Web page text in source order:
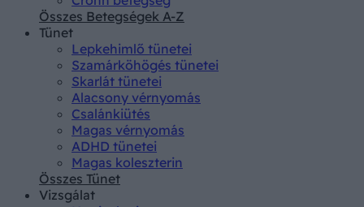
Összes Betegségek A-Z
Tünet
Lepkehimlő tünetei
Szamárköhögés tünetei
Skarlát tünetei
Alacsony vérnyomás
Csalánkiütés
Magas vérnyomás
ADHD tünetei
Magas koleszterin
Összes Tünet
Vizsgálat